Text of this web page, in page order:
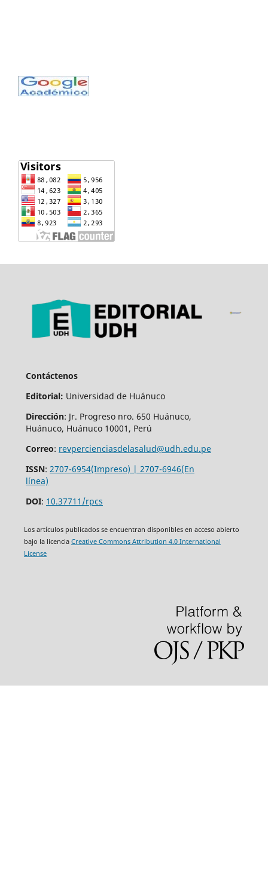
Contáctenos
Editorial: Universidad de Huánuco
Dirección: Jr. Progreso nro. 650 Huánuco,
Huánuco, Huánuco 10001, Perú
Correo: revpercienciasdelasalud@udh.edu.pe
ISSN: 2707-6954(Impreso) | 2707-6946(En
línea)
DOI: 10.37711/rpcs
Los artículos publicados se encuentran disponibles en acceso abierto
bajo la licencia Creative Commons Attribution 4.0 International
License